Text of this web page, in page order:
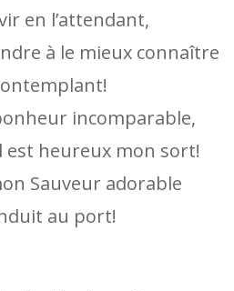
en l’attendant,
à le mieux connaître
incomparable,
est heureux mon sort!
Sauveur adorable
au port!